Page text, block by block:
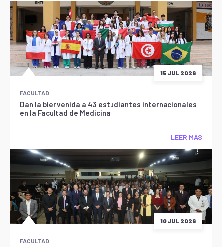
15 JUL 2026
FACULTAD
Dan la bienvenida a 43 estudiantes internacionales
en la Facultad de Medicina
LEER MÁS
10 JUL 2026
FACULTAD